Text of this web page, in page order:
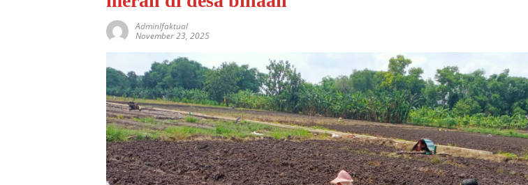
AdminIfaktual
November 23, 2025